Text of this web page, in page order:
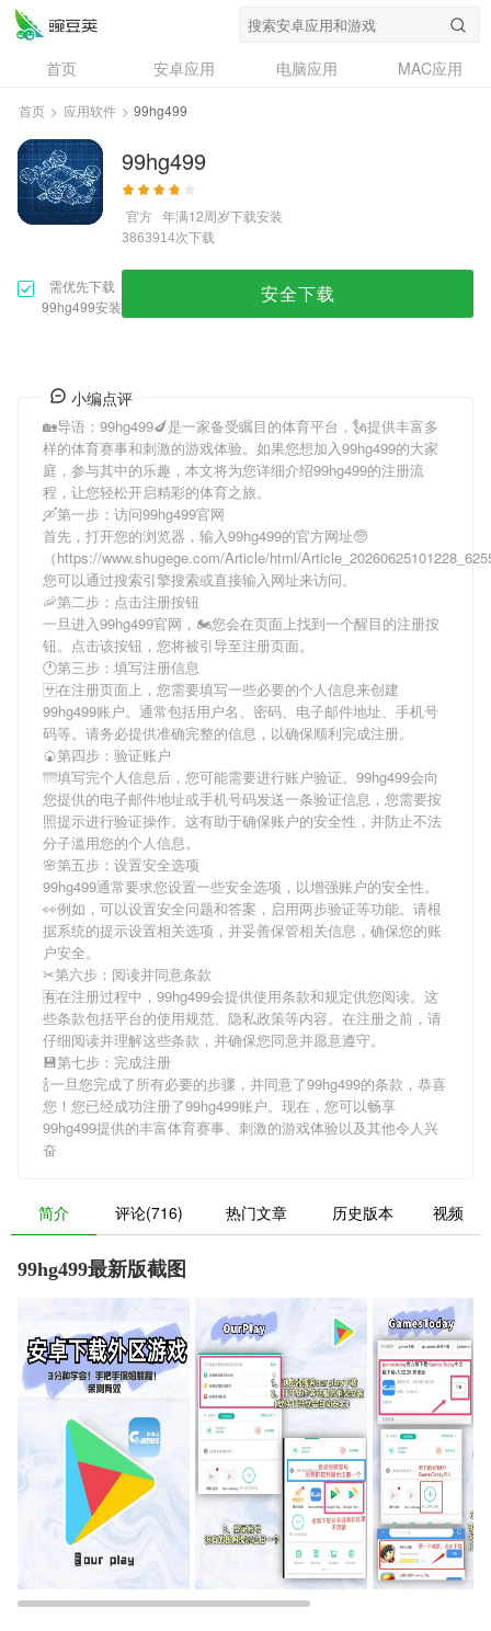
首页 安卓应用 电脑应用
MAC应用
资讯
专题
问答
首页 > 应用软件 > 99hg499
99hg499
官方 年满12周岁下载安装
3863914次下载
需优先下载
99hg499安装
安全下载
小编点评
🏡导语： 99hg499🍆是一家备受瞩目的体育平台，🗽提供丰富多
样的体育赛事和刺激的游戏体验。如果您想加入99hg499的大家
庭，参与其中的乐趣，本文将为您详细介绍99hg499的注册流
程，让您轻松开启精彩的体育之旅。
🛶第一步：访问99hg499官网
首先，打开您的浏览器，输入99hg499的官方网址🧓
（https://www.shugege.com/Article/html/
您可以通过搜索引擎搜索或直接输入网址来访问。
🦐第二步：点击注册按钮
一旦进入99hg499官网，🏍您会在页面上找到一个醒目的注册按
钮。点击该按钮，您将被引导至注册页面。
🕐第三步：填写注册信息
🈂在注册页面上，您需要填写一些必要的个人信息来创建
99hg499账户。通常包括用户名、密码、电子邮件地址、手机号
码等。请务必提供准确完整的信息，以确保顺利完成注册。
🍘第四步：验证账户
🌁填写完个人信息后，您可能需要进行账户验证。 99hg499会向
您提供的电子邮件地址或手机号码发送一条验证信息，您需要按
照提示进行验证操作。这有助于确保账户的安全性，并防止不法
分子滥用您的个人信息。
🌸第五步：设置安全选项
99hg499通常要求您设置一些安全选项，以增强账户的安全性。
👀例如，可以设置安全问题和答案，启用两步验证等功能。请根
据系统的提示设置相关选项，并妥善保管相关信息，确保您的账
户安全。
✂第六步：阅读并同意条款
🈶在注册过程中， 99hg499会提供使用条款和规定供您阅读。这
些条款包括平台的使用规范、隐私政策等内容。在注册之前，请
仔细阅读并理解这些条款，并确保您同意并愿意遵守。
💾第七步：完成注册
🍾一旦您完成了所有必要的步骤，并同意了99hg499的条款，恭喜
您！您已经成功注册了99hg499账户。现在，您可以畅享
99hg499提供的丰富体育赛事、刺激的游戏体验以及其他令人兴
奋
简介 评论(716) 热门文章 历史版本 视频
99hg499最新版截图